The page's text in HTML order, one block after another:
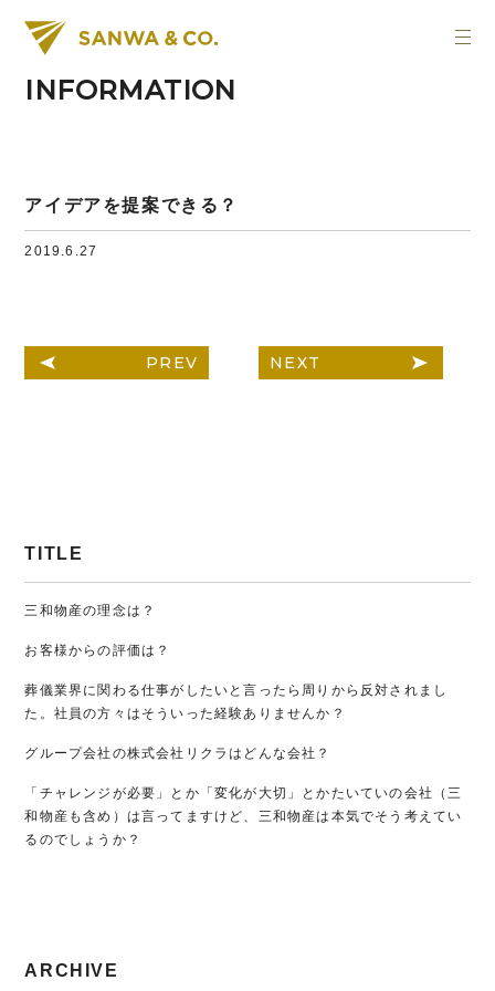
INFORMATION
アイデアを提案できる？
2019.6.27
PREV NEXT
TITLE
三和物産の理念は？
お客様からの評価は？
葬儀業界に関わる仕事がしたいと言ったら周りから反対されまし
た。社員の方々はそういった経験ありませんか？
グループ会社の株式会社リクラはどんな会社？
「チャレンジが必要」とか「変化が大切」とかたいていの会社（三
和物産も含め）は言ってますけど、三和物産は本気でそう考えてい
るのでしょうか？
ARCHIVE